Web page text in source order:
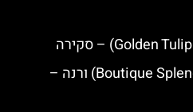
מלון ספלנדיד (Boutique Splendid Hotel) ורנה –